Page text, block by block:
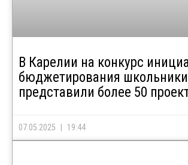
В Карелии на конкурс
бюджетирования школьники
представили более 50
07.05.2025 19:44